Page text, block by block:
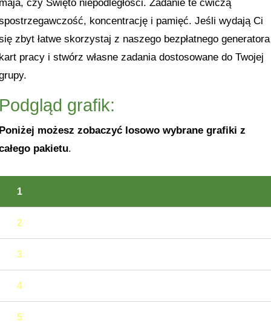
czy Święto niepodległości. Zadanie te ćwiczą
koncentrację i pamięć. Jeśli wydają Ci
zbyt łatwe skorzystaj z naszego bezpłatnego generatora
pracy i stwórz własne zadania dostosowane do Twojej
grafik:
możesz zobaczyć losowo wybrane grafiki z
pakietu.
1
2
3
4
5